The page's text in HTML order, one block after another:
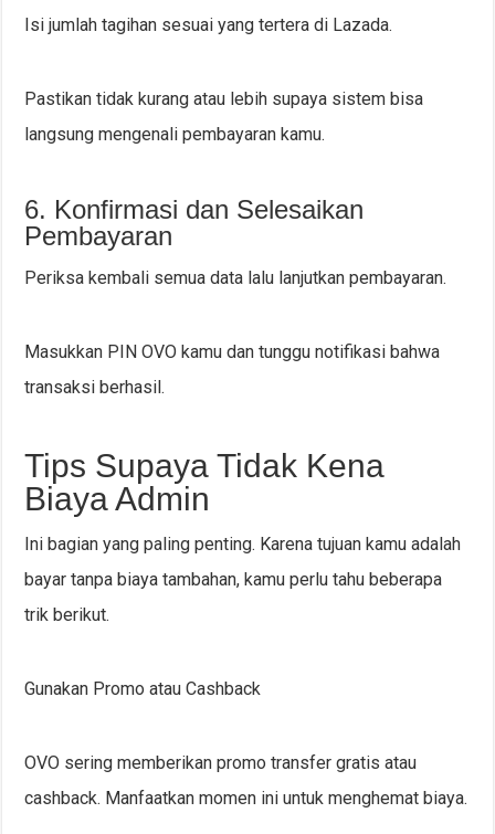
Isi jumlah tagihan sesuai yang tertera di Lazada.
Pastikan tidak kurang atau lebih supaya sistem bisa
langsung mengenali pembayaran kamu.
6. Konfirmasi dan Selesaikan
Pembayaran
Periksa kembali semua data lalu lanjutkan pembayaran.
Masukkan PIN OVO kamu dan tunggu notifikasi bahwa
transaksi berhasil.
Tips Supaya Tidak Kena
Biaya Admin
Ini bagian yang paling penting. Karena tujuan kamu adalah
bayar tanpa biaya tambahan, kamu perlu tahu beberapa
trik berikut.
Gunakan Promo atau Cashback
OVO sering memberikan promo transfer gratis atau
cashback. Manfaatkan momen ini untuk menghemat biaya.